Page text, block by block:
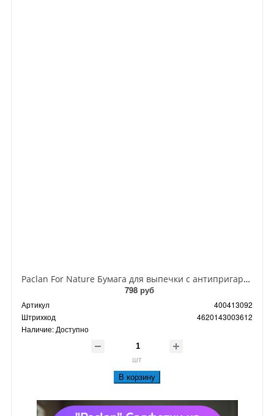
Paclan For Nature Бумага для выпечки с антипригарным покрытием 6м Х 36см в коробке
798 руб
Артикул
400413092
Штрихкод
4620143003612
Наличие: Доступно
шт
В корзину